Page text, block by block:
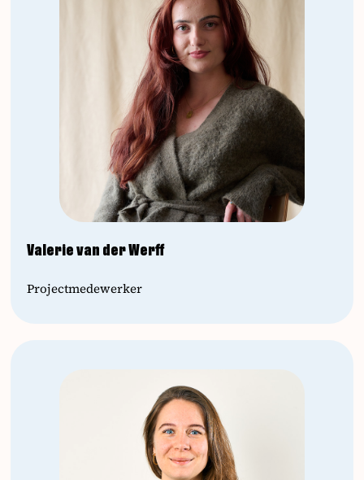
Valerie van der Werff
Projectmedewerker